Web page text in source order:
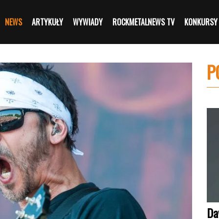
NEWS ARTYKUŁY WYWIADY ROCKMETALNEWS TV KONKURSY